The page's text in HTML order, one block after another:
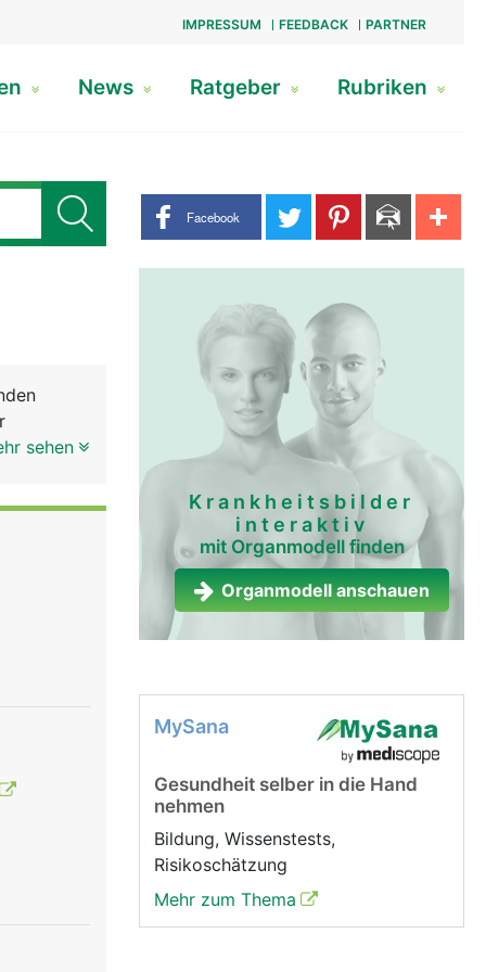
IMPRESSUM FEEDBACK PARTNER
News Ratgeber Rubriken
Share buttons
Facebook
sehen
Krankheitsbilder
interaktiv
mit Organmodell finden
Organmodell anschauen
MySana
Gesundheit selber in die Hand
nehmen
Bildung, Wissenstests,
Risikoschätzung
Mehr zum Thema